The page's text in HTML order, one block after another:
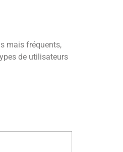
mais fréquents,
de utilisateurs